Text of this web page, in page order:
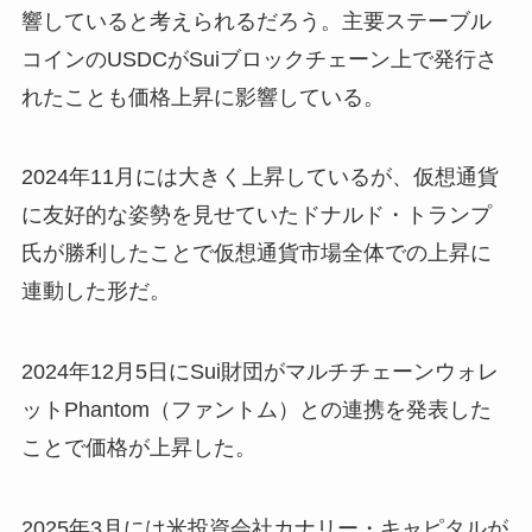
響していると考えられるだろう。主要ステーブル
コインのUSDCがSuiブロックチェーン上で発行さ
れたことも価格上昇に影響している。
2024年11月には大きく上昇しているが、仮想通貨
に友好的な姿勢を見せていたドナルド・トランプ
氏が勝利したことで仮想通貨市場全体での上昇に
連動した形だ。
2024年12月5日にSui財団がマルチチェーンウォレ
ットPhantom（ファントム）との連携を発表した
ことで価格が上昇した。